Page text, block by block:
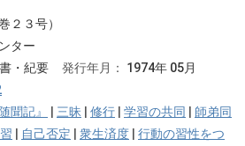
２３号）
ター
・紀要 発行年月：
1974年 05月
聞記』 三昧 修行 学習の共同
師弟同
自己否定 衆生済度
行動の習性をつ